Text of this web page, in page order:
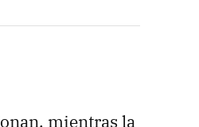
mientras la